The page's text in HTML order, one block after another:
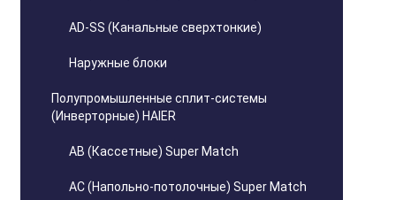
AD-SS (Канальные сверхтонкие)
Наружные блоки
Полупромышленные сплит-системы
(Инверторные) HAIER
AB (Кассетные) Super Match
AC (Напольно-потолочные) Super Match